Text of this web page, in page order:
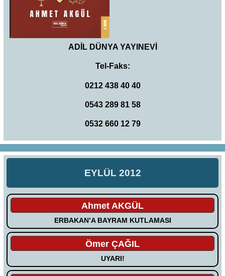
ADİL DÜNYA YAYINEVİ
Tel-Faks:
0212 438 40 40
0543 289 81 58
0532 660 12 79
EYLÜL 2012
Ahmet AKGÜL
ERBAKAN’A BAYRAM KUTLAMASI
Ömer ÇAĞIL
UYARI!